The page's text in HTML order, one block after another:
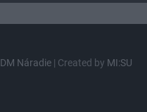
DM Náradie | Created by MI:SU